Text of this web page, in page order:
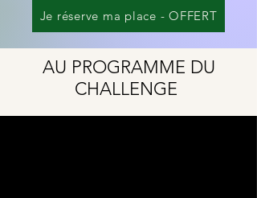
Je réserve ma place - OFFERT
AU PROGRAMME DU
CHALLENGE